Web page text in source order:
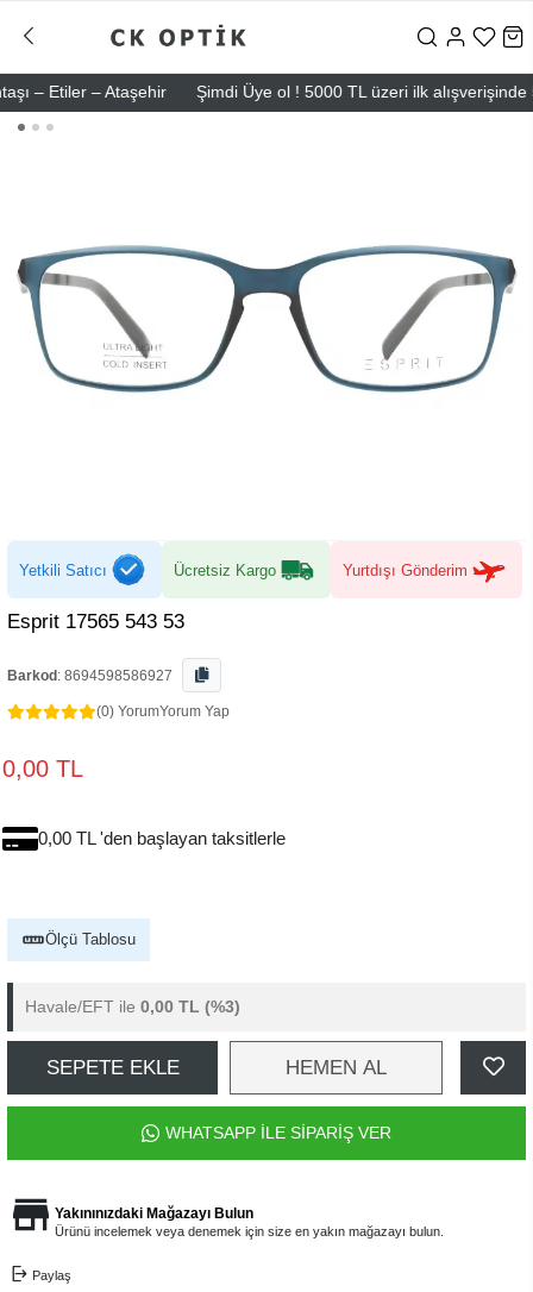
– Etiler – Ataşehir Şimdi Üye ol ! 5000 TL üzeri ilk alışverişinde
Yetkili Satıcı Ücretsiz Kargo Yurtdışı Gönderim
Esprit 17565 543 53
Barkod : 8694598586927
(0) YorumYorum Yap
0,00 TL
0,00 TL 'den başlayan taksitlerle
Ölçü Tablosu
Havale/EFT ile 0,00 TL (%3)
SEPETE EKLE HEMEN AL
WHATSAPP İLE SİPARİŞ VER
Yakınınızdaki Mağazayı Bulun
Ürünü incelemek veya denemek için size en yakın mağazayı bulun.
Paylaş